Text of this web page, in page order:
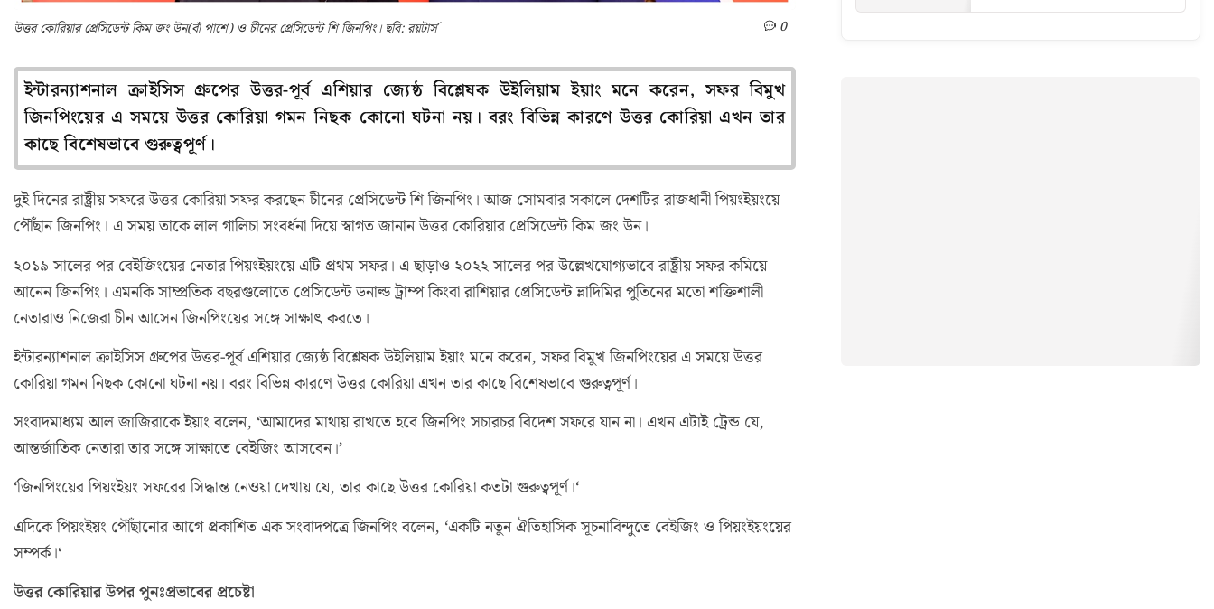
উত্তর কোরিয়ার প্রেসিডেন্ট কিম জং উন(বাঁ পাশে) ও চীনের প্রেসিডেন্ট শি জিনপিং। ছবি: রয়টার্স 0
ইন্টারন্যাশনাল ক্রাইসিস গ্রুপের উত্তর-পূর্ব এশিয়ার জ্যেষ্ঠ বিশ্লেষক উইলিয়াম ইয়াং মনে করেন, সফর বিমুখ
জিনপিংয়ের এ সময়ে উত্তর কোরিয়া গমন নিছক কোনো ঘটনা নয়। বরং বিভিন্ন কারণে উত্তর কোরিয়া এখন তার
কাছে বিশেষভাবে গুরুত্বপূর্ণ।
দুই দিনের রাষ্ট্রীয় সফরে উত্তর কোরিয়া সফর করছেন চীনের প্রেসিডেন্ট শি জিনপিং। আজ সোমবার সকালে দেশটির রাজধানী পিয়ংইয়ংয়ে
পৌঁছান জিনপিং। এ সময় তাকে লাল গালিচা সংবর্ধনা দিয়ে স্বাগত জানান উত্তর কোরিয়ার প্রেসিডেন্ট কিম জং উন।
২০১৯ সালের পর বেইজিংয়ের নেতার পিয়ংইয়ংয়ে এটি প্রথম সফর। এ ছাড়াও ২০২২ সালের পর উল্লেখযোগ্যভাবে রাষ্ট্রীয় সফর কমিয়ে
আনেন জিনপিং। এমনকি সাম্প্রতিক বছরগুলোতে প্রেসিডেন্ট ডনাল্ড ট্রাম্প কিংবা রাশিয়ার প্রেসিডেন্ট ভ্লাদিমির পুতিনের মতো শক্তিশালী
নেতারাও নিজেরা চীন আসেন জিনপিংয়ের সঙ্গে সাক্ষাৎ করতে।
ইন্টারন্যাশনাল ক্রাইসিস গ্রুপের উত্তর-পূর্ব এশিয়ার জ্যেষ্ঠ বিশ্লেষক উইলিয়াম ইয়াং মনে করেন, সফর বিমুখ জিনপিংয়ের এ সময়ে উত্তর
কোরিয়া গমন নিছক কোনো ঘটনা নয়। বরং বিভিন্ন কারণে উত্তর কোরিয়া এখন তার কাছে বিশেষভাবে গুরুত্বপূর্ণ।
সংবাদমাধ্যম আল জাজিরাকে ইয়াং বলেন, ‘আমাদের মাথায় রাখতে হবে জিনপিং সচারচর বিদেশ সফরে যান না। এখন এটাই ট্রেন্ড যে,
আন্তর্জাতিক নেতারা তার সঙ্গে সাক্ষাতে বেইজিং আসবেন।’
‘জিনপিংয়ের পিয়ংইয়ং সফরের সিদ্ধান্ত নেওয়া দেখায় যে, তার কাছে উত্তর কোরিয়া কতটা গুরুত্বপূর্ণ।‘
এদিকে পিয়ংইয়ং পৌঁছানোর আগে প্রকাশিত এক সংবাদপত্রে জিনপিং বলেন, ‘একটি নতুন ঐতিহাসিক সূচনাবিন্দুতে বেইজিং ও পিয়ংইয়ংয়ের
সম্পর্ক।‘
উত্তর কোরিয়ার উপর পুনঃপ্রভাবের প্রচেষ্টা